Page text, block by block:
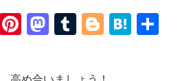
MixiPinterest
Mastodon
Tumblr
Blogger
Hatena